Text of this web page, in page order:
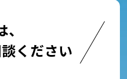
ください